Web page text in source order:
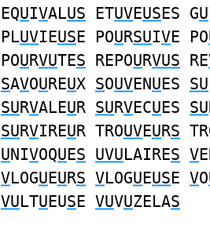
EQUIVALUS ETUVEUSES GU
PLUVIEUSE POURSUIVE PO
POURVUTES REPOURVUS RE
SAVOUREUX SOUVENUES SU
SURVALEUR SURVECUES SU
SURVIREUR TROUVEURS
UNIVOQUES UVULAIRES V
VLOGUEURS VLOGUEUSE VO
VULTUEUSE VUVUZELAS